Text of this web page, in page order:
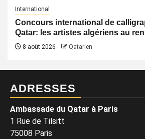
International
Concours international de
Qatar: les artistes algériens au
8 août 2026 Qatarien
ADRESSES
Ambassade du Qatar à Paris
1 Rue de Tilsitt
75008 Paris